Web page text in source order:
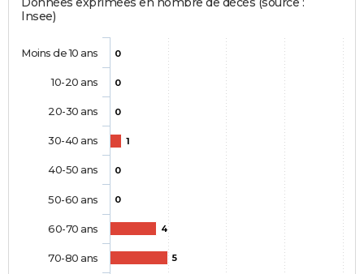
Insee)
0
0
0
1
0
0
4
5
Moins de 10 ans
10-20 ans
20-30 ans
30-40 ans
40-50 ans
50-60 ans
60-70 ans
70-80 ans